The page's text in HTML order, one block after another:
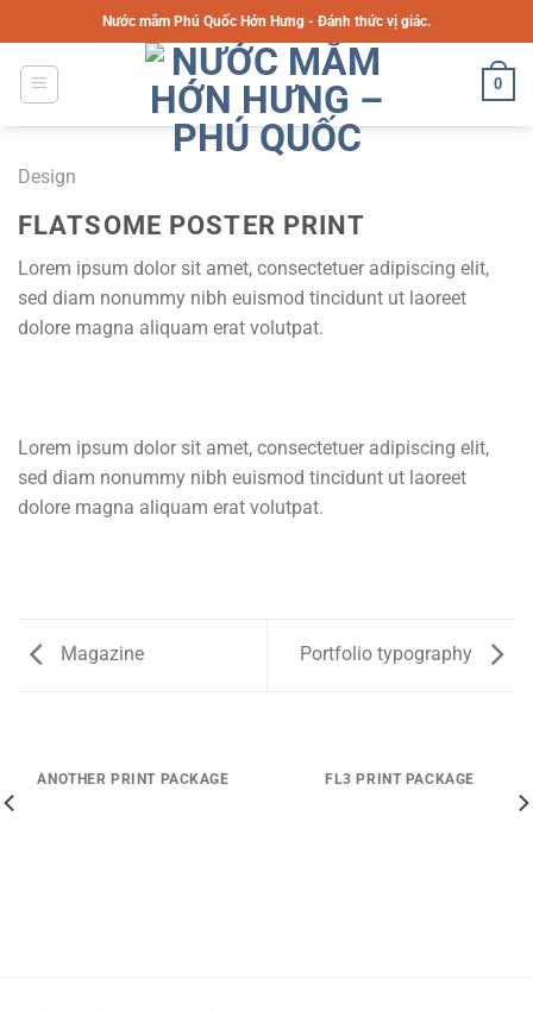
đến
nội
dung
Nước mắm Phú Quốc Hớn Hưng - Đánh thức vị giác.
0
Design
FLATSOME POSTER PRINT
Lorem ipsum dolor sit amet, consectetuer adipiscing elit,
sed diam nonummy nibh euismod tincidunt ut laoreet
dolore magna aliquam erat volutpat.
Lorem ipsum dolor sit amet, consectetuer adipiscing elit,
sed diam nonummy nibh euismod tincidunt ut laoreet
dolore magna aliquam erat volutpat.
Magazine Portfolio typography
ANOTHER PRINT PACKAGE FL3 PRINT PACKAGE